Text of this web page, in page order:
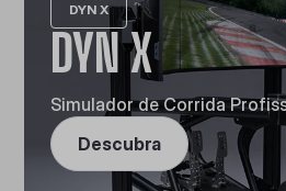
DYN X
DYN X
Simulador de Corrida
Descubra